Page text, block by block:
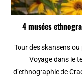
4 musées
Tour des skansens
Voyage dans le
d’ethnographie de